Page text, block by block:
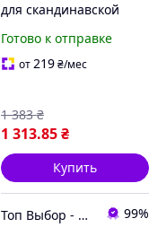
для скандинавской
телескопические
Tramp Trekking TRR-003
Готово к отправке
от219 ₴/мес
1 313.85 ₴
1 383 ₴
Купить
Топ Выбор - надежный магазин, провереный временем 99%